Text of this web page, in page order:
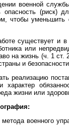
военной
опасность (риск)
чтобы
существует
или
на жизнь (ч. 1
и
реализацию
жизни или
военного